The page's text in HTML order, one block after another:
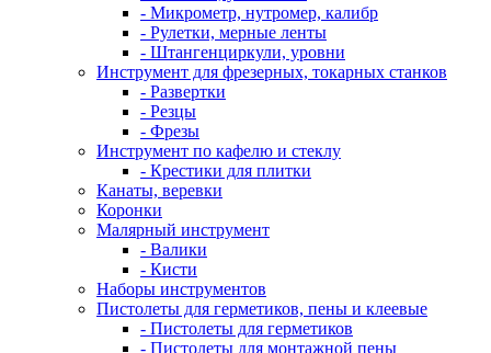
- Микрометр, нутромер, калибр
- Рулетки, мерные ленты
- Штангенциркули, уровни
Инструмент для фрезерных, токарных станков
- Развертки
- Резцы
- Фрезы
Инструмент по кафелю и стеклу
- Крестики для плитки
Канаты, веревки
Коронки
Малярный инструмент
- Валики
- Кисти
Наборы инструментов
Пистолеты для герметиков, пены и клеевые
- Пистолеты для герметиков
- Пистолеты для монтажной пены